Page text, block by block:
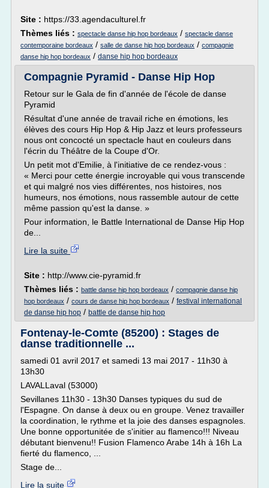
Site : https://33.agendaculturel.fr
Thèmes liés : spectacle danse hip hop bordeaux / spectacle danse
contemporaine bordeaux / salle de danse hip hop bordeaux / compagnie
danse hip hop bordeaux / danse hip hop bordeaux
Compagnie Pyramid - Danse Hip Hop
Retour sur le Gala de fin d'année de l'école de danse
Pyramid
Résultat d'une année de travail riche en émotions, les
élèves des cours Hip Hop & Hip Jazz et leurs professeurs
nous ont concocté un spectacle haut en couleurs dans
l'écrin du Théâtre de la Coupe d'Or.
Un petit mot d'Emilie, à l'initiative de ce rendez-vous :
« Merci pour cette énergie incroyable qui vous transcende
et qui malgré nos vies différentes, nos histoires, nos
humeurs, nos émotions, nous rassemble autour de cette
même passion qu'est la danse. »
Pour information, le Battle International de Danse Hip Hop
de...
Lire la suite
Site : http://www.cie-pyramid.fr
Thèmes liés : battle danse hip hop bordeaux / compagnie danse hip
hop bordeaux / cours de danse hip hop bordeaux / festival international
de danse hip hop / battle de danse hip hop
Fontenay-le-Comte (85200) : Stages de
danse traditionnelle ...
samedi 01 avril 2017 et samedi 13 mai 2017 - 11h30 à
13h30
LAVALLaval (53000)
Sevillanes 11h30 - 13h30 Danses typiques du sud de
l'Espagne. On danse à deux ou en groupe. Venez travailler
la coordination, le rythme et la joie des danses espagnoles.
Une bonne opportunitée de s'initier au flamenco!!! Niveau
débutant bienvenu!! Fusion Flamenco Arabe 14h à 16h La
fierté du flamenco, ...
Stage de...
Lire la suite